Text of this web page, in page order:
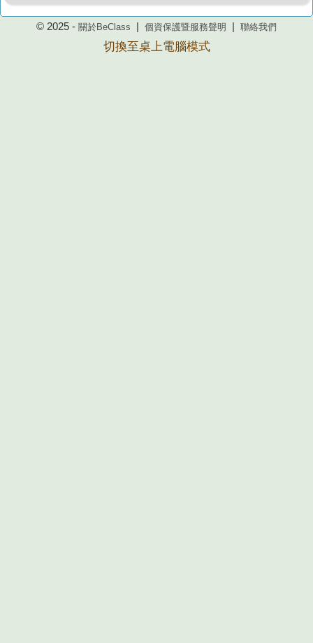
© 2025 - 關於BeClass 個資保護暨服務聲明 聯絡我們
切換至桌上電腦模式